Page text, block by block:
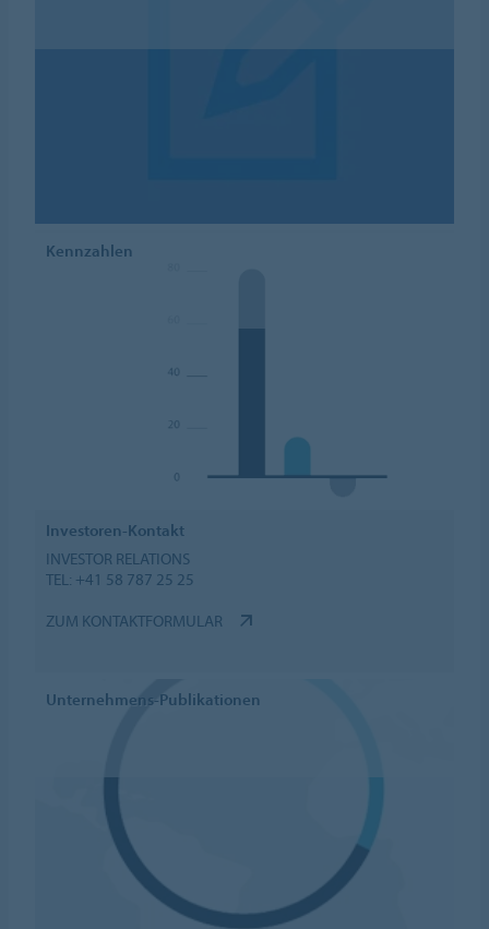
Kennzahlen
Investoren-Kontakt
INVESTOR RELATIONS
TEL: +41 58 787 25 25
ZUM KONTAKTFORMULAR
Unternehmens-Publikationen